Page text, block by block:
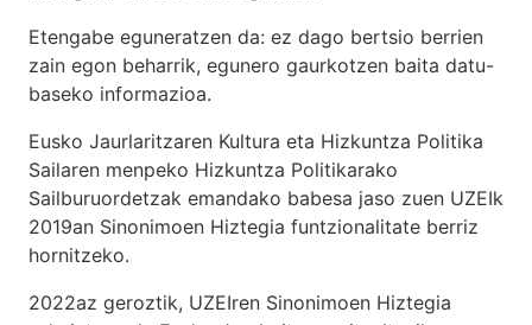
Etengabe eguneratzen da: ez dago bertsio berrien
zain egon beharrik, egunero gaurkotzen baita datu-
baseko informazioa.
Eusko Jaurlaritzaren Kultura eta Hizkuntza Politika
Sailaren menpeko Hizkuntza Politikarako
Sailburuordetzak emandako babesa jaso zuen UZEIk
2019an Sinonimoen Hiztegia funtzionalitate berriz
hornitzeko.
2022az geroztik, UZEIren Sinonimoen Hiztegia